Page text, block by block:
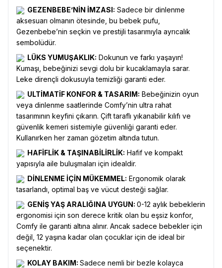
GEZENBEBE’NİN İMZASI: Sadece bir dinlenme
aksesuarı olmanın ötesinde, bu bebek pufu,
Gezenbebe’nin seçkin ve prestijli tasarımıyla ayrıcalık
sembolüdür.
LÜKS YUMUŞAKLIK: Dokunun ve farkı yaşayın!
Kumaşı, bebeğinizi sevgi dolu bir kucaklamayla sarar.
Leke dirençli dokusuyla temizliği garanti eder.
ULTİMATİF KONFOR & TASARIM: Bebeğinizin oyun
veya dinlenme saatlerinde Comfy’nin ultra rahat
tasarımının keyfini çıkarın. Çift taraflı yıkanabilir kılıfı ve
güvenlik kemeri sistemiyle güvenliği garanti eder.
Kullanırken her zaman gözetim altında tutun.
HAFİFLİK & TAŞINABİLİRLİK: Hafif ve kompakt
yapısıyla aile buluşmaları için idealdir.
DİNLENME İÇİN MÜKEMMEL: Ergonomik olarak
tasarlandı, optimal baş ve vücut desteği sağlar.
GENİŞ YAŞ ARALIĞINA UYGUN: 0-12 aylık bebeklerin
ergonomisi için son derece kritik olan bu eşsiz konfor,
Comfy ile garanti altına alınır. Ancak sadece bebekler için
değil, 12 yaşına kadar olan çocuklar için de ideal bir
seçenektir.
KOLAY BAKIM: Sadece nemli bir bezle kolayca